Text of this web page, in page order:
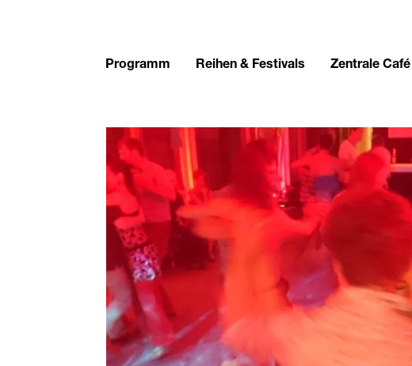
Programm Reihen & Festivals Zentrale